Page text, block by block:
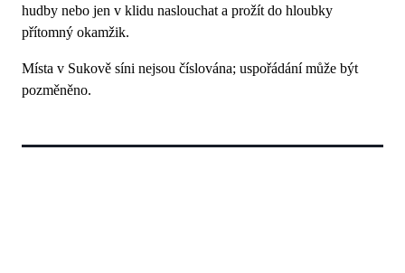
hudby nebo jen v klidu naslouchat a prožít do hloubky
přítomný okamžik.
Místa v Sukově síni nejsou číslována; uspořádání může být
pozměněno.